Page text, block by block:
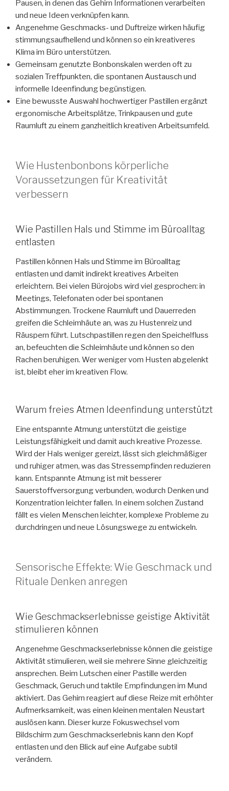
Pausen, in denen das Gehirn Informationen verarbeiten
und neue Ideen verknüpfen kann.
Angenehme Geschmacks- und Duftreize wirken häufig
stimmungsaufhellend und können so ein kreativeres
Klima im Büro unterstützen.
Gemeinsam genutzte Bonbonskalen werden oft zu
sozialen Treffpunkten, die spontanen Austausch und
informelle Ideenfindung begünstigen.
Eine bewusste Auswahl hochwertiger Pastillen ergänzt
ergonomische Arbeitsplätze, Trinkpausen und gute
Raumluft zu einem ganzheitlich kreativen Arbeitsumfeld.
Wie Hustenbonbons körperliche
Voraussetzungen für Kreativität
verbessern
Wie Pastillen Hals und Stimme im Büroalltag
entlasten
Pastillen können Hals und Stimme im Büroalltag
entlasten und damit indirekt kreatives Arbeiten
erleichtern. Bei vielen Bürojobs wird viel gesprochen: in
Meetings, Telefonaten oder bei spontanen
Abstimmungen. Trockene Raumluft und Dauerreden
greifen die Schleimhäute an, was zu Hustenreiz und
Räuspern führt. Lutschpastillen regen den Speichelfluss
an, befeuchten die Schleimhäute und können so den
Rachen beruhigen. Wer weniger vom Husten abgelenkt
ist, bleibt eher im kreativen Flow.
Warum freies Atmen Ideenfindung unterstützt
Eine entspannte Atmung unterstützt die geistige
Leistungsfähigkeit und damit auch kreative Prozesse.
Wird der Hals weniger gereizt, lässt sich gleichmäßiger
und ruhiger atmen, was das Stressempfinden reduzieren
kann. Entspannte Atmung ist mit besserer
Sauerstoffversorgung verbunden, wodurch Denken und
Konzentration leichter fallen. In einem solchen Zustand
fällt es vielen Menschen leichter, komplexe Probleme zu
durchdringen und neue Lösungswege zu entwickeln.
Sensorische Effekte: Wie Geschmack und
Rituale Denken anregen
Wie Geschmackserlebnisse geistige Aktivität
stimulieren können
Angenehme Geschmackserlebnisse können die geistige
Aktivität stimulieren, weil sie mehrere Sinne gleichzeitig
ansprechen. Beim Lutschen einer Pastille werden
Geschmack, Geruch und taktile Empfindungen im Mund
aktiviert. Das Gehirn reagiert auf diese Reize mit erhöhter
Aufmerksamkeit, was einen kleinen mentalen Neustart
auslösen kann. Dieser kurze Fokuswechsel vom
Bildschirm zum Geschmackserlebnis kann den Kopf
entlasten und den Blick auf eine Aufgabe subtil
verändern.